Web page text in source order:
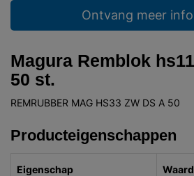
Ontvang meer
Magura Remblok
50 st.
REMRUBBER MAG HS33 ZW DS A 50
Producteigenschappen
Eigenschap